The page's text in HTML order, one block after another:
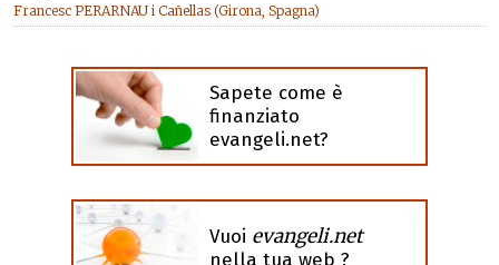
Francesc PERARNAU i Cañellas (Girona, Spagna)
Sapete come è
finanziato
evangeli.net?
Vuoi evangeli.net